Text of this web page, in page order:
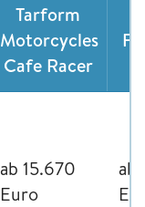
Tarform
Motorcycles
Cafe Racer
ab 15.670
Euro
ab